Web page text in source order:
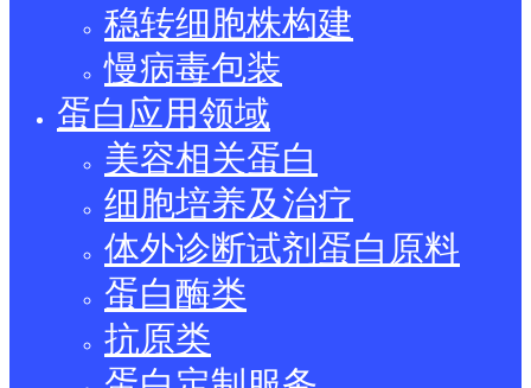
稳转细胞株构建
慢病毒包装
蛋白应用领域
美容相关蛋白
细胞培养及治疗
体外诊断试剂蛋白原料
蛋白酶类
抗原类